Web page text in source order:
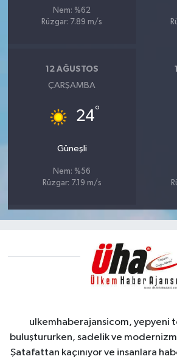
Nem: %62
Rüzgar: 7.89 m/s
12 AĞUSTOS
ÇARŞAMBA
24°
Güneşli
Nem: %56
Rüzgar: 7.19 m/s
ulkemhaberajansicom, yepyeni
buluştururken, sadelik ve
Şatafattan kaçınıyor ve insanlara